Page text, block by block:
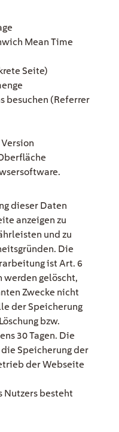
Mean Time
Seite)
besuchen (Referrer
dieser Daten
anzeigen zu
und zu
Die
ist Art. 6
werden gelöscht,
Zwecke nicht
der Speicherung
bzw.
30 Tagen. Die
Speicherung der
der Webseite
Nutzers besteht